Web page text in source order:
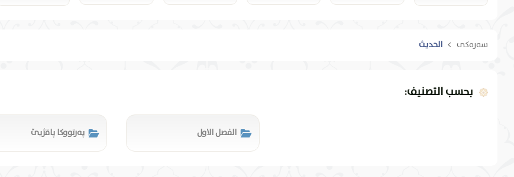
سەرەکی الحديث
بحسب التصنيف:
الفصل الاول پەرتووکا پاقژیێ